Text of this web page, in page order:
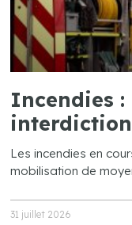
Incendies :
Les incendies en
mobilisation de
31 juillet 2026